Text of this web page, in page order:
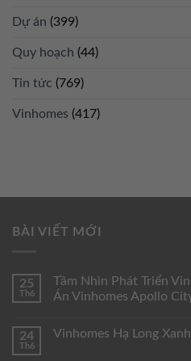
Dự án (399)
Quy hoạch (44)
Tin tức (769)
Vinhomes (417)
BÀI VIẾT MỚI
25
Th6
Tầm Nhìn Phát Triển
Án Vinhomes Apollo
24
Th6
Vinhomes Hạ Long